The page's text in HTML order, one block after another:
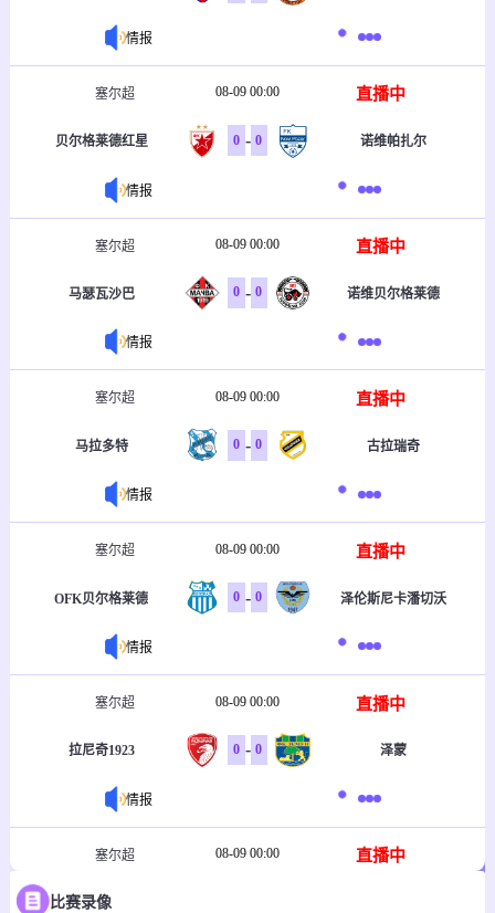
情报
塞尔超 08-09 00:00 直播中
贝尔格莱德红星 0 - 0 诺维帕扎尔
情报
塞尔超 08-09 00:00 直播中
马瑟瓦沙巴 0 - 0 诺维贝尔格莱德
情报
塞尔超 08-09 00:00 直播中
马拉多特 0 - 0 古拉瑞奇
情报
塞尔超 08-09 00:00 直播中
OFK贝尔格莱德 0 - 0 泽伦斯尼卡潘切沃
情报
塞尔超 08-09 00:00 直播中
拉尼奇1923 0 - 0 泽蒙
情报
塞尔超 08-09 00:00 直播中
瑞德尼基
比赛录像